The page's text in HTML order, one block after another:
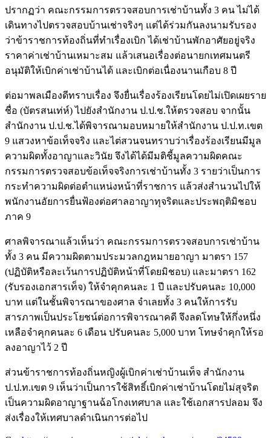
ปรากฏว่า คณะกรรมการตรวจสอบการเช่าบ้านทั้ง 3 คน ไม่ได้
เดินทางไปตรวจสอบบ้านเช่าจริงๆ แต่ได้ร่วมกันลงนามรับรอง
ว่าข้าราชการท้องถิ่นที่ทำเรื่องเบิก ได้เช่าบ้านพักอาศัยอยู่จริง
ราคาค่าเช่าบ้านเหมาะสม แล้วเสนอเรื่องต่อนายกเทศมนตรี
อนุมัติให้เบิกค่าเช่าบ้านได้ และเบิกต่อเนื่องนานเกือบ 8 ปี
ต่อมาพลเมืองดีทราบเรื่อง จึงยื่นเรื่องร้องเรียนโดยไม่เปิดเผยราย
ชื่อ (บัตรสนเท่ห์) ไปยังสำนักงาน ป.ป.ช.ให้ตรวจสอบ จากนั้น
สำนักงาน ป.ป.ช.ได้พิจารณามอบหมายให้สำนักงาน ป.ป.ท.เขต
9 แสวงหาข้อเท็จจริง และไต่สวนจนทราบว่าเรื่องร้องเรียนมีมูล
ความผิดทั้งอาญาและวินัย จึงได้ได้มีมติชี้มูลความผิดคณะ
กรรมการตรวจสอบข้อเท็จจริงการเช่าบ้านทั้ง 3 รายว่าเป็นการ
กระทำความผิดต่อตำแหน่งหน้าที่ราชการ แล้วส่งสำนวนไปให้
พนักงานอัยการยื่นฟ้องต่อศาลอาญาทุจริตและประพฤติมิชอบ
ภาค 9
ศาลพิจารณาแล้วเห็นว่า คณะกรรมการตรวจสอบการเช่าบ้าน
ทั้ง 3 คน มีความผิดตามประมวลกฎหมายอาญา มาตรา 157
(ปฏิบัติหรือละเว้นการปฏิบัติหน้าที่โดยมิชอบ) และมาตรา 162
(รับรองเอกสารเท็จ) ให้จำคุกคนละ 1 ปี และปรับคนละ 10,000
บาท แต่ในชั้นพิจารณาของศาล จำเลยทั้ง 3 คนให้การรับ
สารภาพเป็นประโยชน์ต่อการพิจารณาคดี จึงลดโทษให้กึ่งหนึ่ง
เหลือจำคุกคนละ 6 เดือน ปรับคนละ 5,000 บาท โทษจำคุกให้รอ
ลงอาญาไว้ 2 ปี
ส่วนข้าราชการท้องถิ่นหญิงผู้เบิกค่าเช่าบ้านเท็จ สำนักงาน
ป.ป.ท.เขต 9 เห็นว่าเป็นการใช้สิทธิ์เบิกค่าเช่าบ้านโดยไม่สุจริต
เป็นความผิดอาญาฐานฉ้อโกงเทศบาล และใช้เอกสารปลอม จึง
ส่งเรื่องให้เทศบาลดำเนินการต่อไป